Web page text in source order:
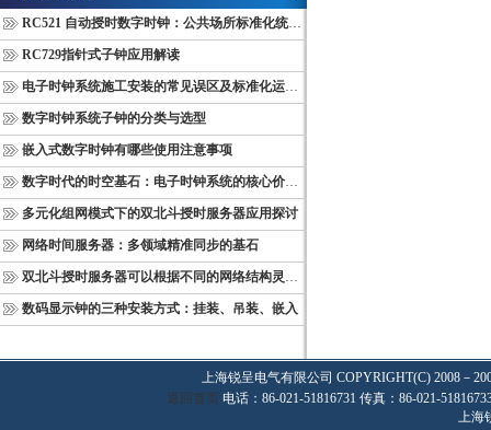
RC521 自动授时数字时钟：公共场所标准化统一计时终端
RC729指针式子钟应用解读
电子时钟系统施工安装的常见误区及标准化运维管理规范
数字时钟系统子钟的分类与选型
嵌入式数字时钟有哪些使用注意事项
数字时代的时空基石：电子时钟系统的核心价值与多维意义
多元化组网模式下的双北斗授时服务器应用探讨
网络时间服务器：多领域精准同步的基石
双北斗授时服务器可以根据不同的网络结构灵活部署
数码显示钟的三种安装方式：挂装、吊装、嵌入
上海锐呈电气有限公司 COPYRIGHT(C) 2008－
返回首页 电话：86-021-51816731 传真：86-021-
上海